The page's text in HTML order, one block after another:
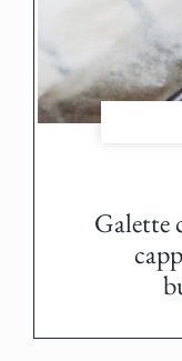
Galette